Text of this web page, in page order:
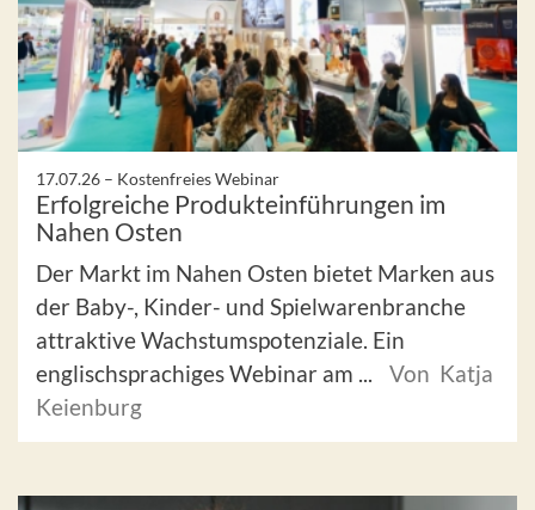
17.07.26 – Kostenfreies Webinar
Erfolgreiche Produkteinführungen im
Nahen Osten
Der Markt im Nahen Osten bietet Marken aus
der Baby-, Kinder- und Spielwarenbranche
attraktive Wachstumspotenziale. Ein
englischsprachiges Webinar am ...
Von Katja
Keienburg